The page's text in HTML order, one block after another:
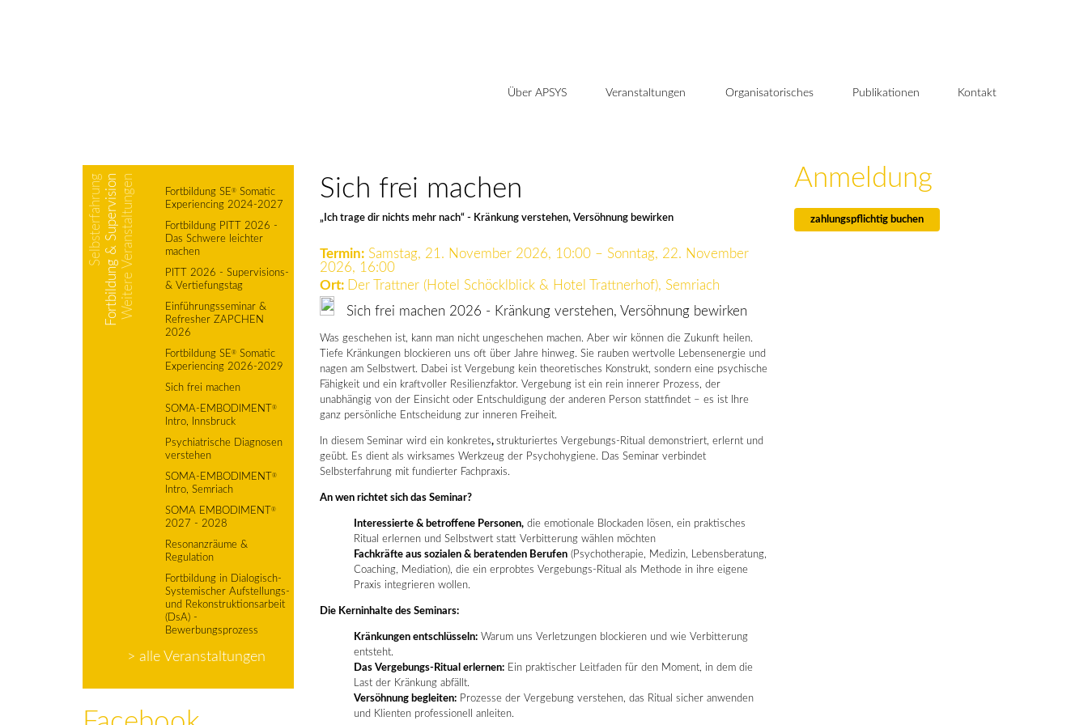
Über APSYS Veranstaltungen Organisatorisches Publikationen Kontakt
SelbsterfahrungFortbildung & SupervisionWeitere Veranstaltungen Fortbildung SE® Somatic
Experiencing 2024-2027
Fortbildung PITT 2026 -
Das Schwere leichter
machen
PITT 2026 - Supervisions-
& Vertiefungstag
Einführungsseminar &
Refresher ZAPCHEN
2026
Fortbildung SE® Somatic
Experiencing 2026-2029
Sich frei machen
SOMA-EMBODIMENT
®
Intro, Innsbruck
Psychiatrische Diagnosen
verstehen
SOMA-EMBODIMENT
®
Intro, Semriach
SOMA EMBODIMENT
®
2027 - 2028
Resonanzräume &
Regulation
Fortbildung in Dialogisch-
Systemischer Aufstellungs-
und Rekonstruktionsarbeit
(DsA) -
Bewerbungsprozess
> alle Veranstaltungen
Sich frei machen
„Ich trage dir nichts mehr nach“ - Kränkung verstehen, Versöhnung bewirken
Termin:Samstag, 21. November 2026, 10:00 – Sonntag, 22. November
2026, 16:00
Ort:
Der Trattner (Hotel Schöcklblick & Hotel Trattnerhof), Semriach
Sich frei machen 2026 - Kränkung verstehen, Versöhnung bewirken
Was geschehen ist, kann man nicht ungeschehen machen. Aber wir können die Zukunft heilen.
Tiefe Kränkungen blockieren uns oft über Jahre hinweg. Sie rauben wertvolle Lebensenergie und
nagen am Selbstwert. Dabei ist Vergebung kein theoretisches Konstrukt, sondern eine psychische
Fähigkeit und ein kraftvoller Resilienzfaktor. Vergebung ist ein rein innerer Prozess, der
unabhängig von der Einsicht oder Entschuldigung der anderen Person stattfindet – es ist Ihre
ganz persönliche Entscheidung zur inneren Freiheit.
In diesem Seminar wird ein konkretes, strukturiertes Vergebungs-Ritual demonstriert, erlernt und
geübt. Es dient als wirksames Werkzeug der Psychohygiene. Das Seminar verbindet
Selbsterfahrung mit fundierter Fachpraxis.
An wen richtet sich das Seminar?
Interessierte & betroffenePersonen,die emotionale Blockaden lösen, ein praktisches
Ritual erlernen und Selbstwert statt Verbitterung wählen möchten
Fachkräfte aus sozialen & beratenden Berufen(Psychotherapie, Medizin, Lebensberatung,
Coaching, Mediation), die ein erprobtes Vergebungs-Ritual als Methode in ihre eigene
Praxis integrieren wollen.
Die Kerninhalte des Seminars:
Kränkungen entschlüsseln:Warum uns Verletzungen blockieren und wie Verbitterung
entsteht.
Das Vergebungs-Ritual erlernen:Ein praktischer Leitfaden für den Moment, in dem die
Last der Kränkung abfällt.
Versöhnung begleiten:Prozesse der Vergebung verstehen, das Ritual sicher anwenden
und Klienten professionell anleiten.
Anmeldung
zahlungspflichtig buchen